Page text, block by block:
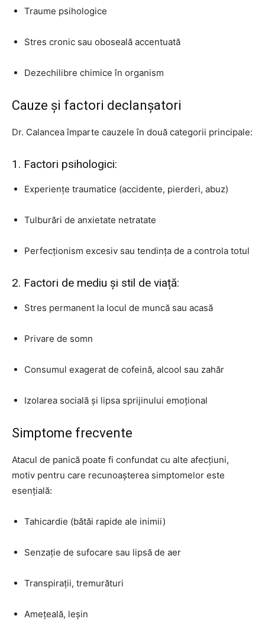
Traume psihologice
Stres cronic sau oboseală accentuată
Dezechilibre chimice în organism
Cauze și factori declanșatori
Dr. Calancea împarte cauzele în două categorii principale:
1. Factori psihologici:
Experiențe traumatice (accidente, pierderi, abuz)
Tulburări de anxietate netratate
Perfecționism excesiv sau tendința de a controla totul
2. Factori de mediu și stil de viață:
Stres permanent la locul de muncă sau acasă
Privare de somn
Consumul exagerat de cofeină, alcool sau zahăr
Izolarea socială și lipsa sprijinului emoțional
Simptome frecvente
Atacul de panică poate fi confundat cu alte afecțiuni,
motiv pentru care recunoașterea simptomelor este
esențială:
Tahicardie (bătăi rapide ale inimii)
Senzație de sufocare sau lipsă de aer
Transpirații, tremurături
Amețeală, leșin